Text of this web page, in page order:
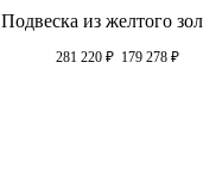
Подвеска из желтого
281 220 ₽ 179 278 ₽